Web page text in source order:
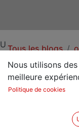
Tous les blogs
Implémentation
de vente, achat,
U
Nous utilisons
meilleure
Politique de cookies